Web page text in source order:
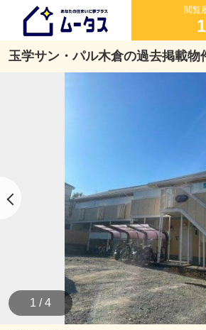
閲覧
1
玉学サン・パル木倉の過去掲載物
1 / 4